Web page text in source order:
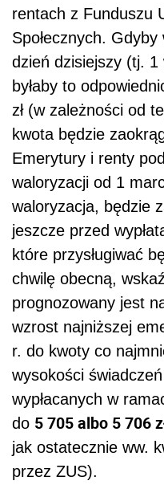
rentach z Funduszu
Społecznych.
dzień dzisiejszy (tj.
byłaby to
zł (w zależności od
kwota będzie
Emerytury i renty
waloryzacji od 1
waloryzacja, będzie
jeszcze przed
które przysługiwać
chwilę obecną,
prognozowany jest
wzrost najniższej
r. do kwoty co
wysokości
wypłacanych w
do 5 705 albo 5 706
jak ostatecznie ww.
przez ZUS).